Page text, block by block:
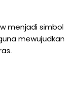
menjadi simbol
mewujudkan